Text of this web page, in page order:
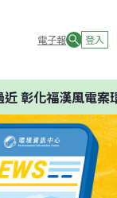
電子報 登入
彰化福漢風電案環